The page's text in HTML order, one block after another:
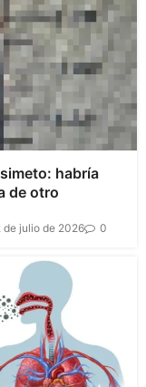
habría
de otro
de julio de 2026 0